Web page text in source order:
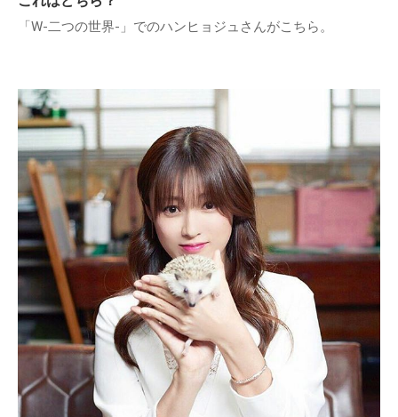
「W-二つの世界-」でのハンヒョジュさんがこちら。